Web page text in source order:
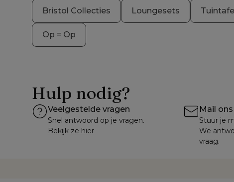
Bristol Collecties
Loungesets
Op = Op
Hulp nodig?
Veelgestelde vragen
Snel antwoord op je vragen.
Bekijk ze hier
Mail ons
Stuur je
We
vraag.